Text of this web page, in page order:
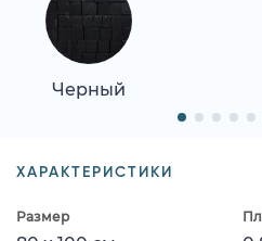
Черный
ХАРАКТЕРИСТИКИ
Размер